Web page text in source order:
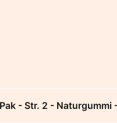
- Str. 2 - Naturgummi